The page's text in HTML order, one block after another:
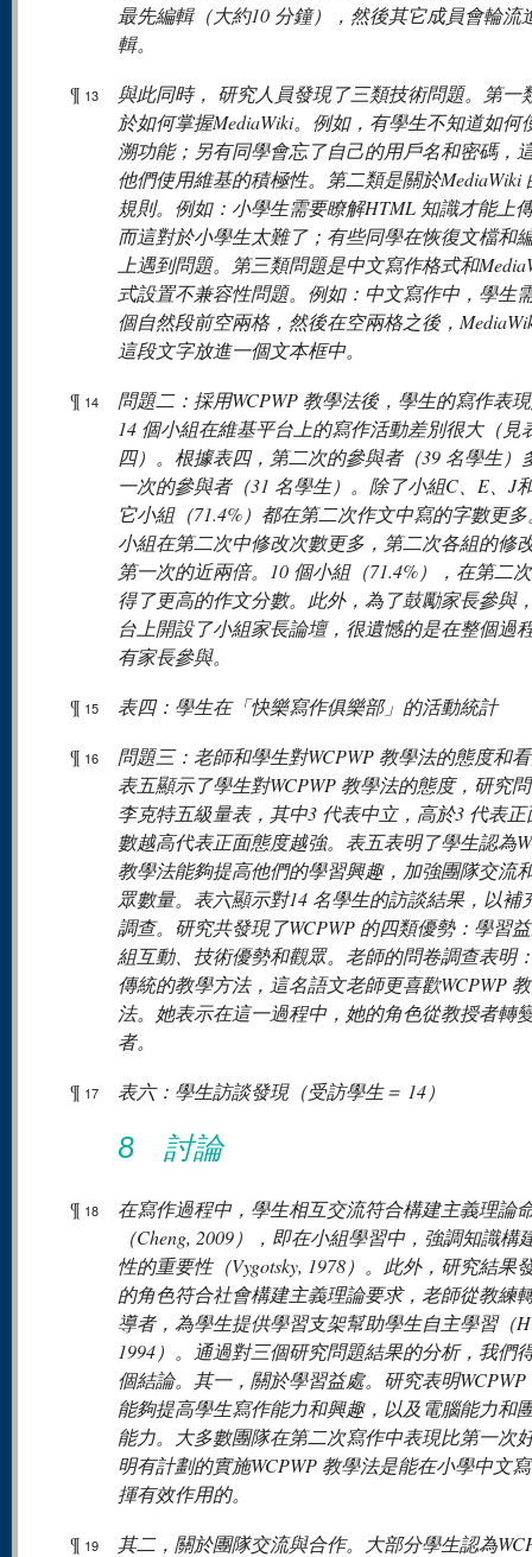
最先編輯（大約10 分鐘），然後其它成員會輪流
輯。
¶ 13
與此同時， 研究人員發現了三類技術問題。第一
於如何掌握MediaWiki。例如，有學生不知道如何
溯功能；另有同學會忘了自己的用戶名和密碼，
他們使用維基的積極性。第二類是關於MediaWiki
規則。例如：小學生需要瞭解HTML 知識才能上
而這對於小學生太難了；有些同學在恢復文檔和
上遇到問題。第三類問題是中文寫作格式和
式設置不兼容性問題。例如：中文寫作中，學生
個自然段前空兩格，然後在空兩格之後，
這段文字放進一個文本框中。
¶ 14
問題二：採用WCPWP 教學法後，學生的寫作表
14 個小組在維基平台上的寫作活動差別很大（見
四）。根據表四，第二次的參與者（39 名學生）
一次的參與者（31 名學生）。除了小組C、E、J
它小組（71.4%）都在第二次作文中寫的字數更多
小組在第二次中修改次數更多，第二次各組的修
第一次的近兩倍。10 個小組（71.4%），在第二
得了更高的作文分數。此外，為了鼓勵家長參與
台上開設了小組家長論壇，很遺憾的是在整個過
有家長參與。
¶ 15
表四：學生在「快樂寫作俱樂部」的活動統計
¶ 16
問題三：老師和學生對WCPWP 教學法的態度和
表五顯示了學生對WCPWP 教學法的態度，研究
李克特五級量表，其中3 代表中立，高於3 代表正
數越高代表正面態度越強。表五表明了學生認為
教學法能夠提高他們的學習興趣，加強團隊交流
眾數量。表六顯示對14 名學生的訪談結果，以補
調查。研究共發現了WCPWP 的四類優勢：學習
組互動、技術優勢和觀眾。老師的問卷調查表明
傳統的教學方法，這名語文老師更喜歡WCPWP
法。她表示在這一過程中，她的角色從教授者轉
者。
¶ 17 表六：學生訪談發現（受訪學生＝ 14）
8 討論
¶ 18
在寫作過程中，學生相互交流符合構建主義理論
（Cheng, 2009），即在小組學習中，強調知識構
性的重要性（Vygotsky, 1978）。此外，研究結果
的角色符合社會構建主義理論要求，老師從教練
導者，為學生提供學習支架幫助學生自主學習（
1994）。通過對三個研究問題結果的分析，我們
個結論。其一，關於學習益處。研究表明WCPWP
能夠提高學生寫作能力和興趣，以及電腦能力和
能力。大多數團隊在第二次寫作中表現比第一次
明有計劃的實施WCPWP 教學法是能在小學中文
揮有效作用的。
¶ 19
其二，關於團隊交流與合作。大部分學生認為